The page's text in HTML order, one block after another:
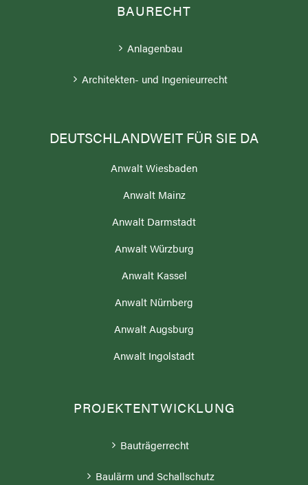
BAURECHT
Anlagenbau
Architekten- und Ingenieurrecht
DEUTSCHLANDWEIT FÜR SIE DA
Anwalt Wiesbaden
Anwalt Mainz
Anwalt Darmstadt
Anwalt Würzburg
Anwalt Kassel
Anwalt Nürnberg
Anwalt Augsburg
Anwalt Ingolstadt
PROJEKTENTWICKLUNG
Bauträgerrecht
Baulärm und Schallschutz